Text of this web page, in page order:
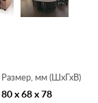
Размер, мм (ШхГхВ)
80 x 68 x 78